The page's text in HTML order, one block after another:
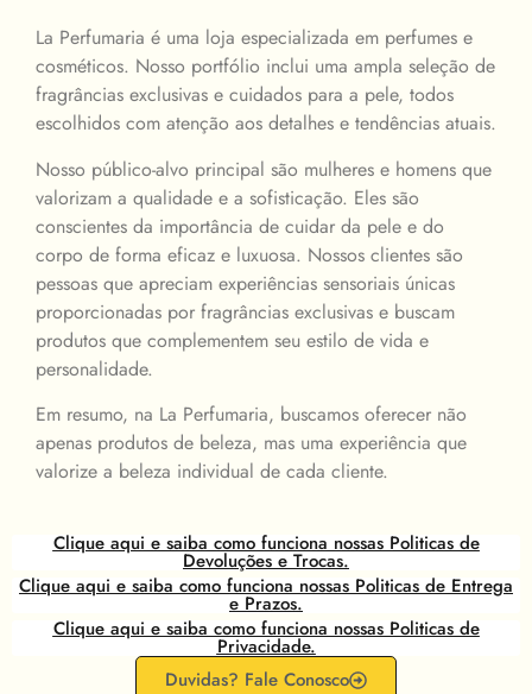
La Perfumaria é uma loja especializada em perfumes e
cosméticos. Nosso portfólio inclui uma ampla seleção de
fragrâncias exclusivas e cuidados para a pele, todos
escolhidos com atenção aos detalhes e tendências atuais.
Nosso público-alvo principal são mulheres e homens que
valorizam a qualidade e a sofisticação. Eles são
conscientes da importância de cuidar da pele e do
corpo de forma eficaz e luxuosa. Nossos clientes são
pessoas que apreciam experiências sensoriais únicas
proporcionadas por fragrâncias exclusivas e buscam
produtos que complementem seu estilo de vida e
personalidade.
Em resumo, na La Perfumaria, buscamos oferecer não
apenas produtos de beleza, mas uma experiência que
valorize a beleza individual de cada cliente.
Clique aqui e saiba como funciona nossas Politicas de
Devoluções e Trocas.
Clique aqui e saiba como funciona nossas Politicas de Entrega
e Prazos.
Clique aqui e saiba como funciona nossas Politicas de
Privacidade.
Duvidas? Fale Conosco